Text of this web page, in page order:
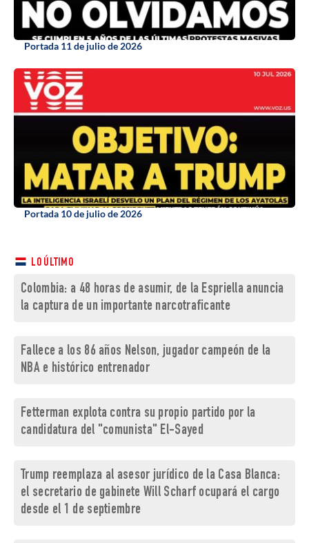
Portada 11 de julio de 2026
Portada 10 de julio de 2026
LO ÚLTIMO
Colombia: a 48 horas de asumir, de la Espriella anuncia
la captura de un importante narcotraficante
Fallece a los 86 años Nelson, jugador campeón de la
NBA e histórico entrenador
Fetterman explota contra su propio partido por la
candidatura del "comunista" El-Sayed
Trump reemplaza al asesor jurídico de la Casa Blanca:
el secretario de gabinete Will Scharf ocupará el cargo
desde el 1 de septiembre